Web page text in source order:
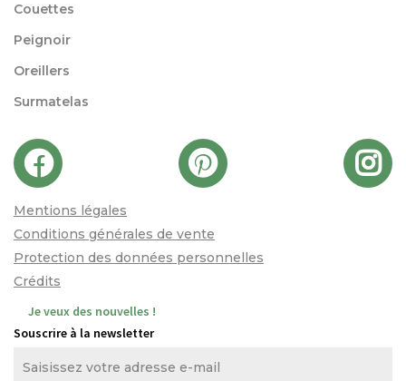
Couettes
Peignoir
Oreillers
Surmatelas
Mentions légales
Conditions générales de vente
Protection des données personnelles
Crédits
Je veux des nouvelles !
Souscrire à la newsletter